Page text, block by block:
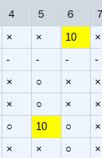
４ ５ ６ ７
× × 10 ×
- - - -
× ○ × ×
× ○ × ×
○ 10 ○ ×
× × ○ ×